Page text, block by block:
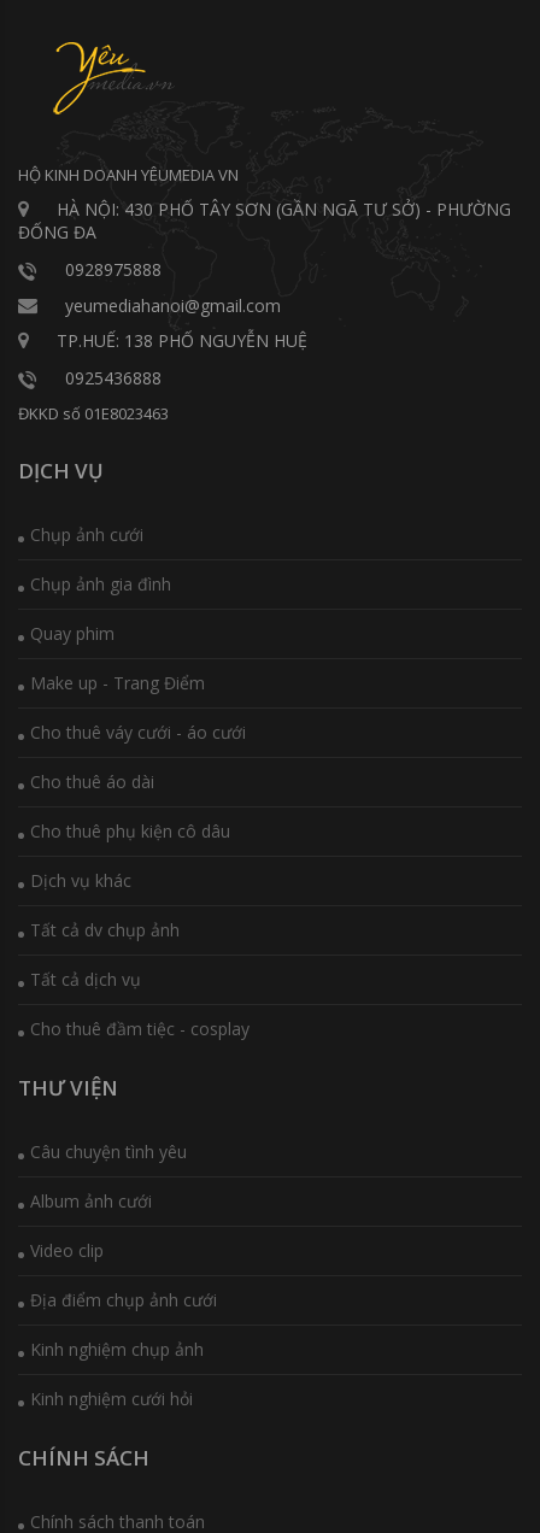
HỘ KINH DOANH YÊUMEDIA VN
HÀ NỘI: 430 PHỐ TÂY SƠN (GẦN NGÃ TƯ SỞ) - PHƯỜNG
ĐỐNG ĐA
0928975888
yeumediahanoi@gmail.com
TP.HUẾ: 138 PHỐ NGUYỄN HUỆ
0925436888
ĐKKD số 01E8023463
DỊCH VỤ
Chụp ảnh cưới
Chụp ảnh gia đình
Quay phim
Make up - Trang Điểm
Cho thuê váy cưới - áo cưới
Cho thuê áo dài
Cho thuê phụ kiện cô dâu
Dịch vụ khác
Tất cả dv chụp ảnh
Tất cả dịch vụ
Cho thuê đầm tiệc - cosplay
THƯ VIỆN
Câu chuyện tình yêu
Album ảnh cưới
Video clip
Địa điểm chụp ảnh cưới
Kinh nghiệm chụp ảnh
Kinh nghiệm cưới hỏi
CHÍNH SÁCH
Chính sách thanh toán